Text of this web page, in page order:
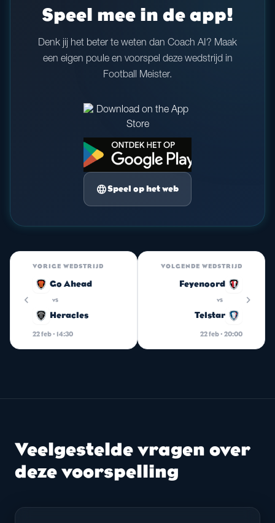
Speel mee in de app!
Denk jij het beter te weten dan Coach AI? Maak
een eigen poule en voorspel deze wedstrijd in
Football Meister.
languageSpeel op het web
chevron_left
VORIGE WEDSTRIJD
Go Ahead
vs
Heracles
22 feb · 14:30
VOLGENDE WEDSTRIJD
Feyenoord
vs
Telstar
22 feb · 20:00
chevron_right
Veelgestelde vragen over
deze voorspelling